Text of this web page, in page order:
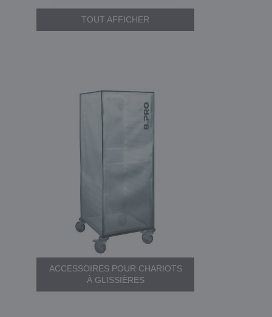
TOUT AFFICHER
ACCESSOIRES POUR CHARIOTS
À GLISSIÈRES